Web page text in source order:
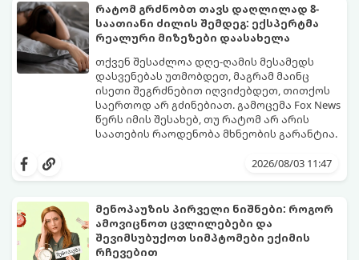
რატომ გრძნობთ თავს დაღლილად 8-
საათიანი ძილის შემდეგ: ექსპერტმა
რეალური მიზეზები დაასახელა
თქვენ შესაძლოა დღე-ღამის მესამედს
დასვენებას უთმობდეთ, მაგრამ მაინც
ისეთი შეგრძნებით იღვიძებდეთ, თითქოს
საერთოდ არ გძინებიათ. გამოცემა Fox News
წერს იმის შესახებ, თუ რატომ არ არის
საათების რაოდენობა მხნეობის გარანტია.
2026/08/03 11:47
მენოპაუზის პირველი ნიშნები: როგორ
ამოვიცნოთ ცვლილებები და
შევიმსუბუქოთ სიმპტომები ექიმის
რჩევებით